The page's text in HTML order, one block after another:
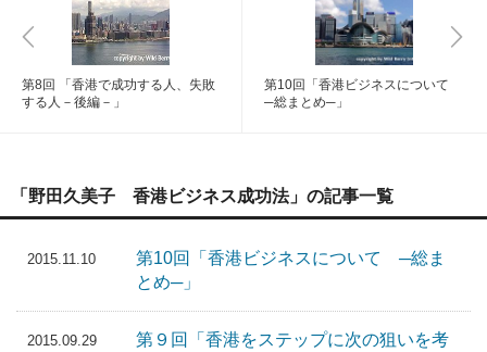
第8回 「香港で成功する人、失敗
する人－後編－」
第10回「香港ビジネスについて
─総まとめ─」
「野田久美子 香港ビジネス成功法」の記事一覧
2015.11.10
第10回「香港ビジネスについて ─総ま
とめ─」
2015.09.29
第９回「香港をステップに次の狙いを考